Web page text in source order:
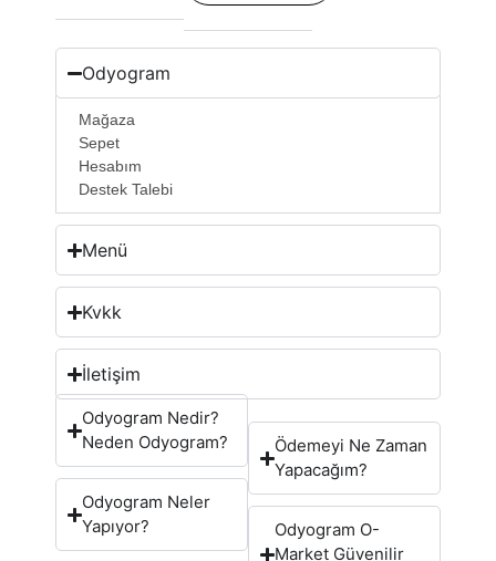
Odyogram
Mağaza
Sepet
Hesabım
Destek Talebi
Menü
Kvkk
İletişim
Odyogram Nedir?
Neden Odyogram?
Odyogram Neler
Yapıyor?
Ödemeyi Ne Zaman
Yapacağım?
Odyogram O-
Market Güvenilir